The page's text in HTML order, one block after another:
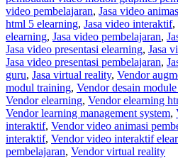
video pembelajaran, Jasa video
html 5 elearning, Jasa video interaktif,
elearning, Jasa video pembelajaran,
Jasa video presentasi elearning, Jasa
Jasa video presentasi pembelajaran,
guru, Jasa virtual reality, Vendor
modul training, Vendor desain
Vendor elearning, Vendor elearning
Vendor learning management system,
interaktif, Vendor video animasi
interaktif, Vendor video interaktif
pembelajaran, Vendor virtual reality